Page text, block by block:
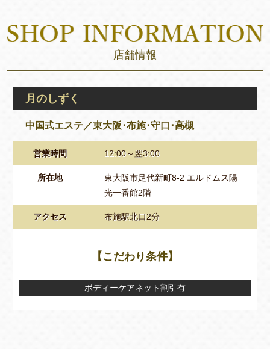
店舗情報
月のしずく
中国式エステ／東大阪･布施･守口･高槻
営業時間 12:00～翌3:00
所在地
東大阪市足代新町8-2 エルドムス陽
光一番館2階
アクセス 布施駅北口2分
【こだわり条件】
ボディーケアネット割引有